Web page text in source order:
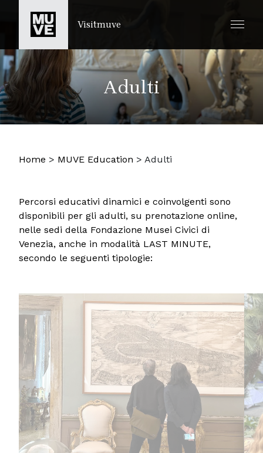
SALTA AL CONTENUTO PRINCIPALE
Visitmuve
Adulti
Home > MUVE Education > Adulti
Percorsi educativi dinamici e coinvolgenti sono
disponibili per gli adulti, su prenotazione online,
nelle sedi della Fondazione Musei Civici di
Venezia, anche in modalità LAST MINUTE,
secondo le seguenti tipologie: